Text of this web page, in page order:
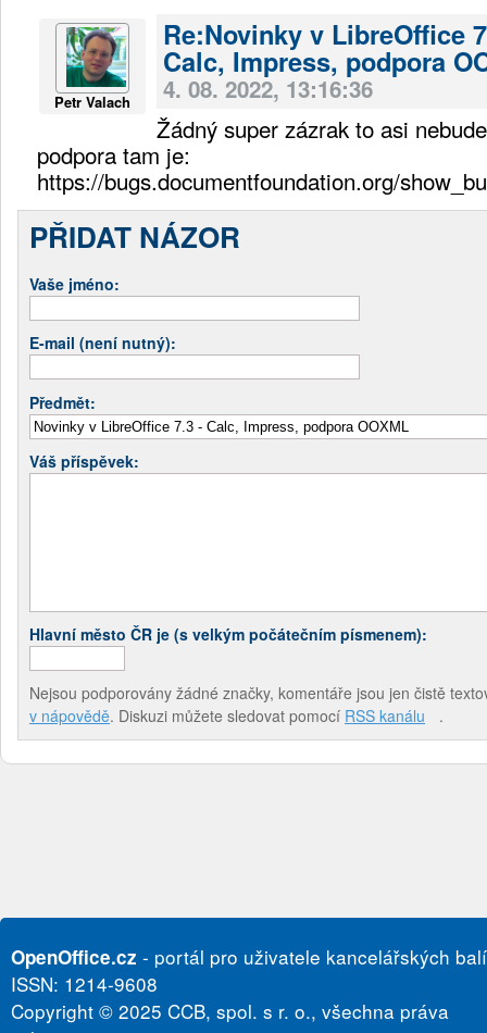
Petr Valach
Re:Novinky v LibreOffice
Calc, Impress, podpora
4. 08. 2022, 13:16:36
Žádný super zázrak to asi
podpora tam je:
https://bugs.documentfoundation.org/
PŘIDAT NÁZOR
Vaše jméno:
E-mail (není nutný):
Předmět:
Váš příspěvek:
Hlavní město ČR je (s velkým počátečním písmenem):
Nejsou podporovány žádné značky, komentáře jsou jen čistě
v nápovědě. Diskuzi můžete sledovat pomocí RSS kanálu .
OpenOffice.cz - portál pro uživatele kancelářských
ISSN: 1214-9608
Copyright © 2025 CCB, spol. s r. o., všechna práva